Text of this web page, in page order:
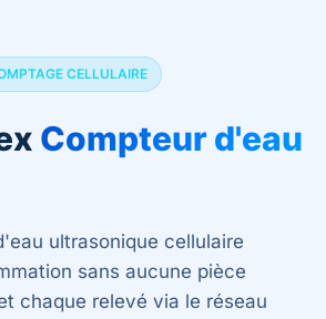
CELLULAIRE
Compteur d'eau
ultrasonique cellulaire
sans aucune pièce
chaque relevé via le réseau